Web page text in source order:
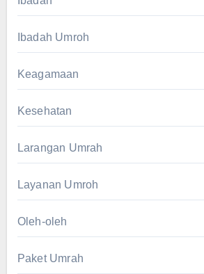
Ibadah Umroh
Keagamaan
Kesehatan
Larangan Umrah
Layanan Umroh
Oleh-oleh
Paket Umrah